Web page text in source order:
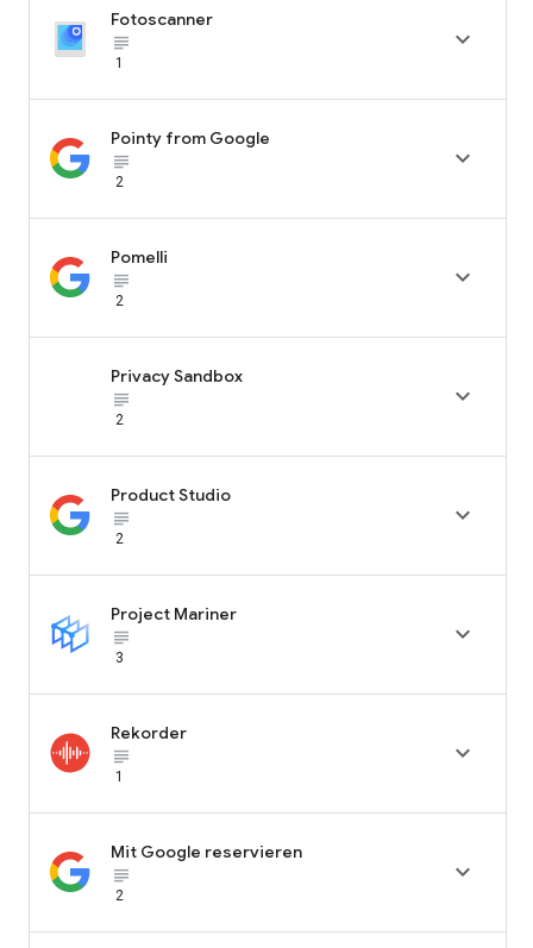
Fotoscanner
subject_black
1

Pointy from Google
subject_black
2

Pomelli
subject_black
2

Privacy Sandbox
subject_black
2

Product Studio
subject_black
2

Project Mariner
subject_black
3

Rekorder
subject_black
1

Mit Google reservieren
subject_black
2
